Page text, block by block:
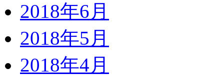
2018年6月
2018年5月
2018年4月